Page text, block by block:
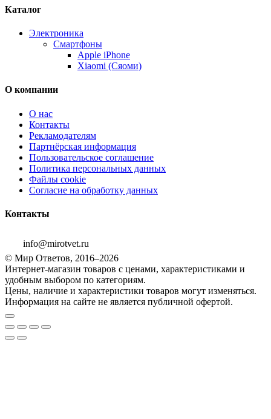
Каталог
Электроника
Смартфоны
Apple iPhone
Xiaomi (Сяоми)
О компании
О нас
Контакты
Рекламодателям
Партнёрская информация
Пользовательское соглашение
Политика персональных данных
Файлы cookie
Согласие на обработку данных
Контакты
info@mirotvet.ru
© Мир Ответов, 2016–2026
Интернет-магазин товаров с ценами, характеристиками и
удобным выбором по категориям.
Цены, наличие и характеристики товаров могут изменяться.
Информация на сайте не является публичной офертой.